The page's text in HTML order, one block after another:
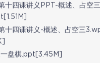
十四课讲义PPT-概述、占空
十四课讲义-概述、占空三
盘棋.ppt[3.45M]